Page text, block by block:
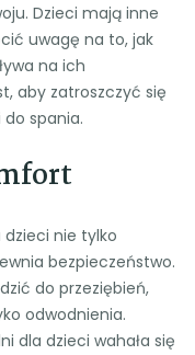
Dzieci mają inne
uwagę na to, jak
na ich
aby zatroszczyć się
spania.
nie tylko
bezpieczeństwo.
do przeziębień,
odwodnienia.
dla dzieci wahała się